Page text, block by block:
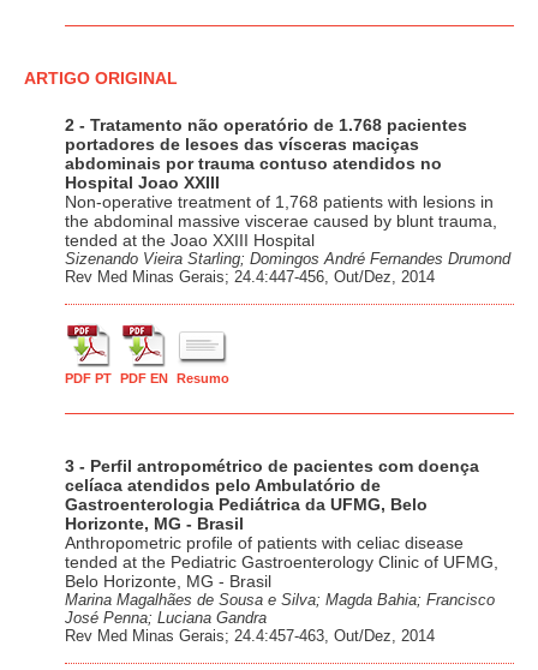
ARTIGO ORIGINAL
2 - Tratamento não operatório de 1.768 pacientes
portadores de lesoes das vísceras maciças
abdominais por trauma contuso atendidos no
Hospital Joao XXIII
Non-operative treatment of 1,768 patients with lesions in
the abdominal massive viscerae caused by blunt trauma,
tended at the Joao XXIII Hospital
Sizenando Vieira Starling; Domingos André Fernandes Drumond
Rev Med Minas Gerais; 24.4:447-456, Out/Dez, 2014
PDF PT PDF EN Resumo
3 - Perfil antropométrico de pacientes com doença
celíaca atendidos pelo Ambulatório de
Gastroenterologia Pediátrica da UFMG, Belo
Horizonte, MG - Brasil
Anthropometric profile of patients with celiac disease
tended at the Pediatric Gastroenterology Clinic of UFMG,
Belo Horizonte, MG - Brasil
Marina Magalhães de Sousa e Silva; Magda Bahia; Francisco
José Penna; Luciana Gandra
Rev Med Minas Gerais; 24.4:457-463, Out/Dez, 2014